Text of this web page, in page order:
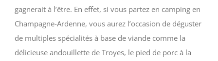
gagnerait à l’être. En effet, si vous partez en camping en
Champagne-Ardenne, vous aurez l’occasion de déguster
de multiples spécialités à base de viande comme la
délicieuse andouillette de Troyes, le pied de porc à la